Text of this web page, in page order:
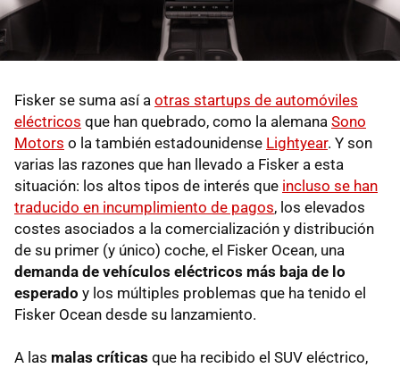
Fisker se suma así a otras startups de automóviles
eléctricos que han quebrado, como la alemana Sono
Motors o la también estadounidense Lightyear. Y son
varias las razones que han llevado a Fisker a esta
situación: los altos tipos de interés que incluso se han
traducido en incumplimiento de pagos, los elevados
costes asociados a la comercialización y distribución
de su primer (y único) coche, el Fisker Ocean, una
demanda de vehículos eléctricos más baja de lo
esperado y los múltiples problemas que ha tenido el
Fisker Ocean desde su lanzamiento.
A las malas críticas que ha recibido el SUV eléctrico,